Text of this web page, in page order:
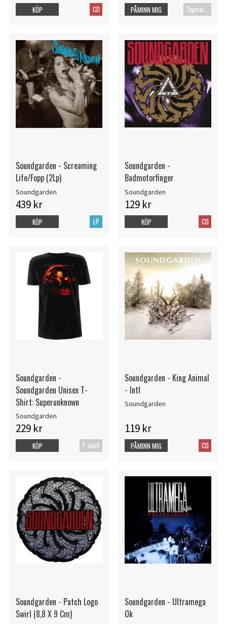
CD
KÖP PÅMINN MIG
Soundgarden - Screaming
Life/Fopp (2Lp)
Soundgarden
439 kr
LP
KÖP
Soundgarden -
Badmotorfinger
Soundgarden
129 kr
CD
KÖP
Soundgarden -
Soundgarden Unisex T-
Shirt: Superunknown
Soundgarden
229 kr
T-shirt
KÖP
Soundgarden - King Animal
- Intl
Soundgarden
119 kr
CD
PÅMINN MIG
Soundgarden - Patch Logo
Swirl (8,8 X 9 Cm)
Soundgarden - Ultramega
Ok